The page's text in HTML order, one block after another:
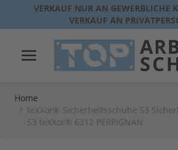
Direkt zum Inhalt
VERKAUF NUR AN GEWERBLICHE
VERKAUF AN
Home
/ teXXor® Sicherheitsschuhe S3
S3 teXXor® 6312 PERPIGNAN